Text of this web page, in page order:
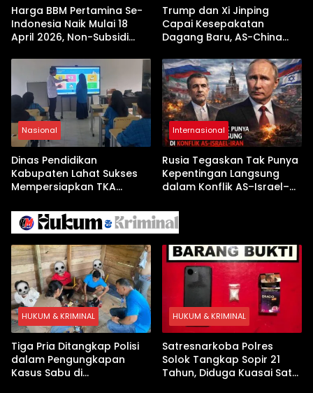
Harga BBM Pertamina Se-
Indonesia Naik Mulai 18
April 2026, Non-Subsidi
Trump dan Xi Jinping
Capai Kesepakatan
Dagang Baru, AS-China
Jelang Kunjungan Beijing
Nasional
Dinas Pendidikan
Kabupaten Lahat Sukses
Mempersiapkan TKA
Pembekalan Latihan Soal
Tanpa Internet
Internasional
Rusia Tegaskan Tak Punya
Kepentingan Langsung
dalam Konflik AS–Israel–
HUKUM & KRIMINAL
Tiga Pria Ditangkap Polisi
dalam Pengungkapan
Kasus Sabu di
HUKUM & KRIMINAL
Satresnarkoba Polres
Solok Tangkap Sopir 21
Tahun, Diduga Kuasai Satu